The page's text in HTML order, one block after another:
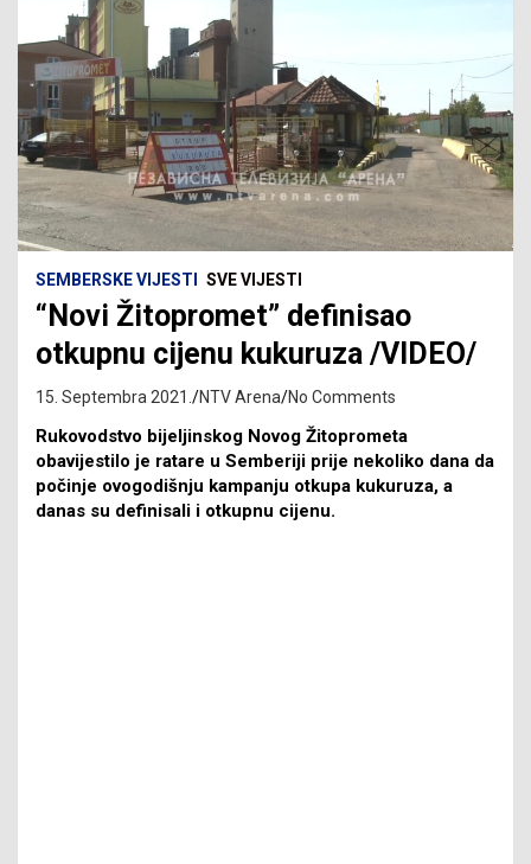
SEMBERSKE VIJESTI SVE VIJESTI
“Novi Žitopromet” definisao
otkupnu cijenu kukuruza /VIDEO/
15. Septembra 2021. NTV Arena No Comments
Rukovodstvo bijeljinskog Novog Žitoprometa
obavijestilo je ratare u Semberiji prije nekoliko dana da
počinje ovogodišnju kampanju otkupa kukuruza, a
danas su definisali i otkupnu cijenu.